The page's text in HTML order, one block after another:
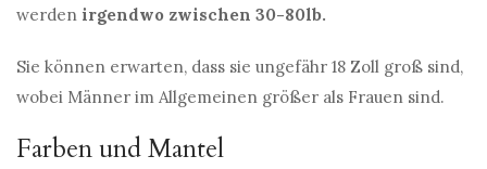
werden irgendwo zwischen 30-80lb.
Sie können erwarten, dass sie ungefähr 18 Zoll groß sind,
wobei Männer im Allgemeinen größer als Frauen sind.
Farben und Mantel